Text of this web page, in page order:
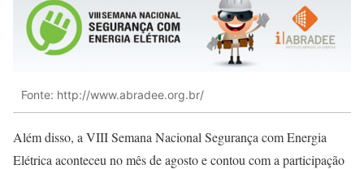
Fonte: http://www.abradee.org.br/
Além disso, a VIII Semana Nacional Segurança com Energia
Elétrica aconteceu no mês de agosto e contou com a participação